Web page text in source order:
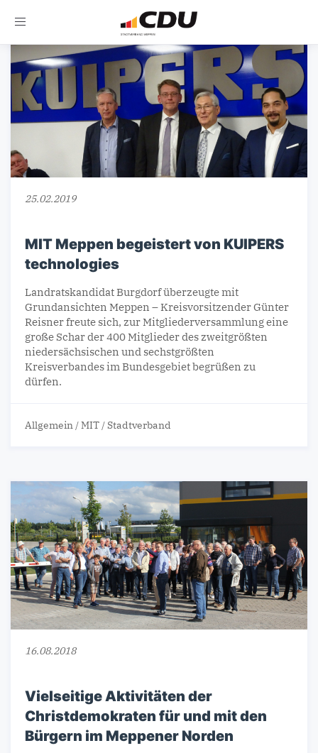
Toggle
25.02.2019
MIT Meppen begeistert von KUIPERS
technologies
Landratskandidat Burgdorf überzeugte mit
Grundansichten Meppen – Kreisvorsitzender Günter
Reisner freute sich, zur Mitgliederversammlung eine
große Schar der 400 Mitglieder des zweitgrößten
niedersächsischen und sechstgrößten
Kreisverbandes im Bundesgebiet begrüßen zu
dürfen.
Allgemein /MIT /Stadtverband
16.08.2018
Vielseitige Aktivitäten der
Christdemokraten für und mit den
Bürgern im Meppener Norden